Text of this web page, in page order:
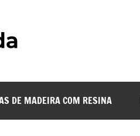
Resinada
–
DE MADEIRA COM RESINA